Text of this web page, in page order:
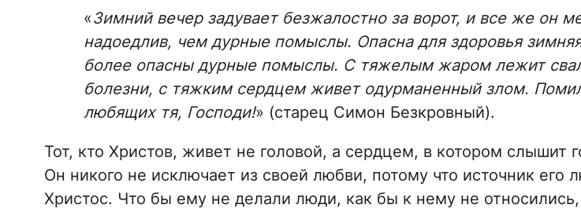
«Зимний вечер задувает безжалостно за ворот, и все же он
надоедлив, чем дурные помыслы. Опасна для здоровья
более опасны дурные помыслы. С тяжелым жаром лежит
болезни, с тяжким сердцем живет одурманенный злом.
любящих тя, Господи!» (старец Симон Безкровный).
Тот, кто Христов, живет не головой, а сердцем, в котором слышит
Он никого не исключает из своей любви, потому что источник его
Христос. Что бы ему не делали люди, как бы к нему не